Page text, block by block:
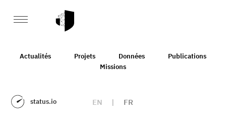
Actualités Projets Données
Publications
Missions
status.io EN | FR